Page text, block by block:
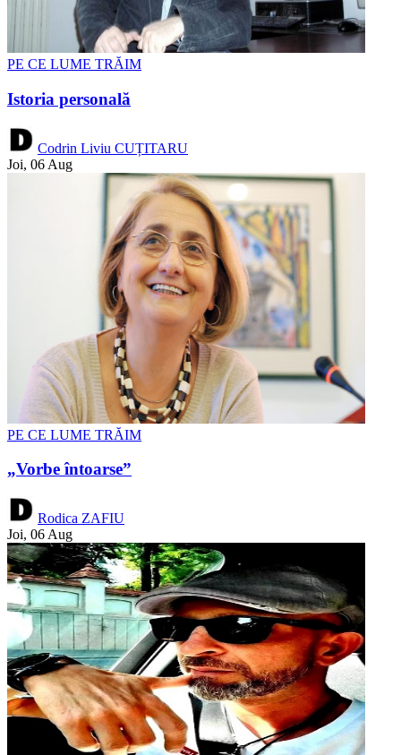
PE CE LUME TRĂIM
Istoria personală
Codrin Liviu CUȚITARU
Joi, 06 Aug
PE CE LUME TRĂIM
„Vorbe întoarse”
Rodica ZAFIU
Joi, 06 Aug